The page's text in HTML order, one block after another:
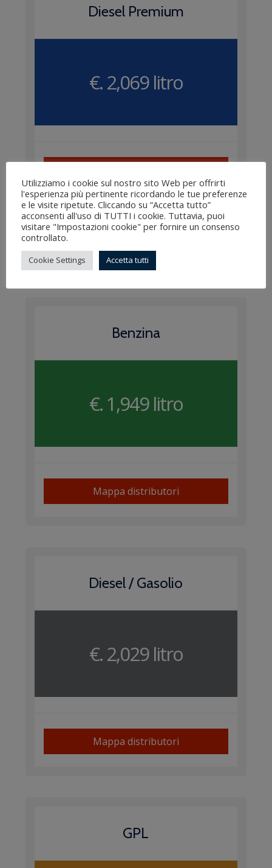
Diesel Premium
€. 2,069 litro
Benzina
€. 1,949 litro
Mappa distributori
Diesel / Gasolio
€. 2,029 litro
Mappa distributori
GPL
Utilizziamo i cookie sul nostro sito Web per offrirti
l'esperienza più pertinente ricordando le tue preferenze
e le visite ripetute. Cliccando su “Accetta tutto”
acconsenti all'uso di TUTTI i cookie. Tuttavia, puoi
visitare "Impostazioni cookie" per fornire un consenso
controllato.
Cookie Settings Accetta tutti